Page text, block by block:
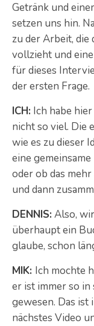
Getränk und
setzen uns hin.
zu der Arbeit, die
vollzieht und
für dieses
der ersten Frage.
ICH: Ich habe
nicht so viel. Die
wie es zu dieser
eine
oder ob das
und dann
DENNIS: Also,
überhaupt ein
glaube, schon
MIK: Ich mochte
er ist immer so in
gewesen. Das ist
nächstes Video